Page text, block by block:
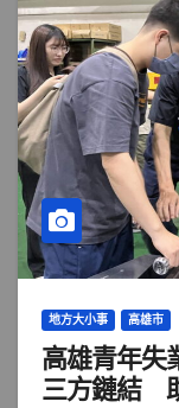
地方大小事 高雄市
高雄青年失
三方鏈結